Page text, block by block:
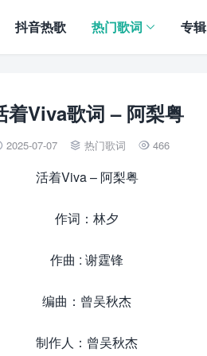
抖音热歌 热门歌词 专辑
着Viva歌词 – 阿梨粤
2025-07-07  热门歌词  466
活着Viva – 阿梨粤
作词：林夕
作曲 : 谢霆锋
编曲：曾吴秋杰
制作人：曾吴秋杰